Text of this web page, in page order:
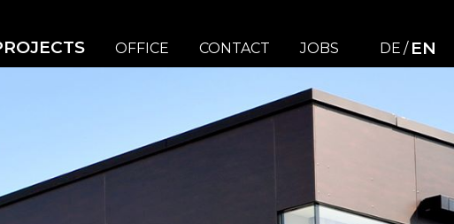
OFFICE CONTACT JOBS DE EN